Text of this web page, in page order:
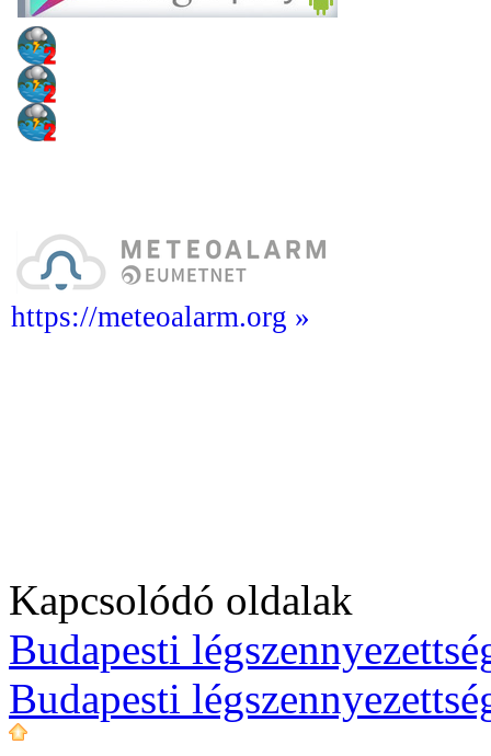
https://meteoalarm.org »
Kapcsolódó oldalak
Budapesti
Budapesti